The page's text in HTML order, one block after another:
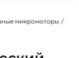
микромоторы /